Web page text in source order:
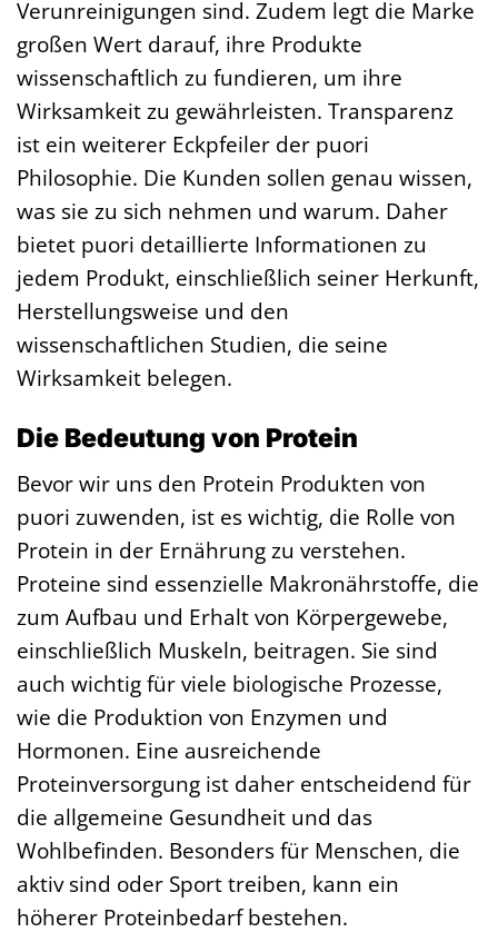
Verunreinigungen sind. Zudem legt die Marke
großen Wert darauf, ihre Produkte
wissenschaftlich zu fundieren, um ihre
Wirksamkeit zu gewährleisten. Transparenz
ist ein weiterer Eckpfeiler der puori
Philosophie. Die Kunden sollen genau wissen,
was sie zu sich nehmen und warum. Daher
bietet puori detaillierte Informationen zu
jedem Produkt, einschließlich seiner Herkunft,
Herstellungsweise und den
wissenschaftlichen Studien, die seine
Wirksamkeit belegen.
Die Bedeutung von Protein
Bevor wir uns den Protein Produkten von
puori zuwenden, ist es wichtig, die Rolle von
Protein in der Ernährung zu verstehen.
Proteine sind essenzielle Makronährstoffe, die
zum Aufbau und Erhalt von Körpergewebe,
einschließlich Muskeln, beitragen. Sie sind
auch wichtig für viele biologische Prozesse,
wie die Produktion von Enzymen und
Hormonen. Eine ausreichende
Proteinversorgung ist daher entscheidend für
die allgemeine Gesundheit und das
Wohlbefinden. Besonders für Menschen, die
aktiv sind oder Sport treiben, kann ein
höherer Proteinbedarf bestehen.